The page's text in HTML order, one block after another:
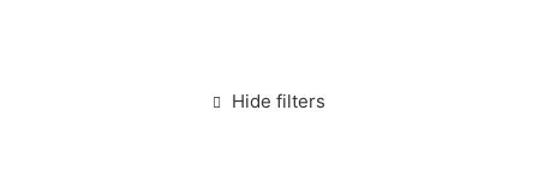
Hide filters